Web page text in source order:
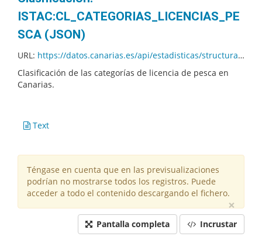
ISTAC:CL_CATEGORIAS_LICENCIAS_PE
SCA (JSON)
URL: https://datos.canarias.es/api/estadisticas/structural-resources/v1.0/codelists/ISTAC/CL_CATEGORIAS_LICENCIAS_PESCA/01.001/codes.json?fields=+description
Clasificación de las categorías de licencia de pesca en
Canarias.
Text
Téngase en cuenta que en las previsualizaciones
podrían no mostrarse todos los registros. Puede
acceder a todo el contenido descargando el fichero.
×
Pantalla completa Incrustar